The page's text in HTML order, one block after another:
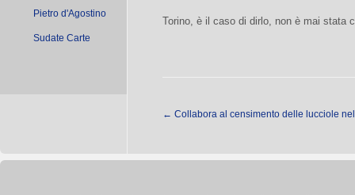
Pietro d'Agostino
Sudate Carte
Torino, è il caso di dirlo, non è mai stata
← Collabora al censimento delle lucciole